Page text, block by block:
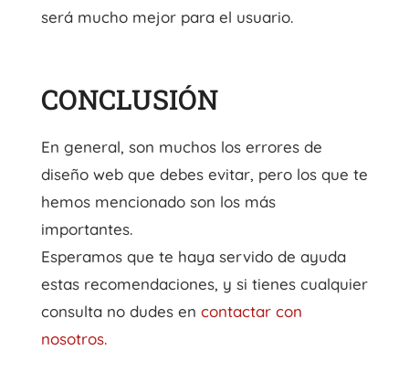
será mucho mejor para el usuario.
CONCLUSIÓN
En general, son muchos los errores de
diseño web que debes evitar, pero los que te
hemos mencionado son los más
importantes.
Esperamos que te haya servido de ayuda
estas recomendaciones, y si tienes cualquier
consulta no dudes en contactar con
nosotros.